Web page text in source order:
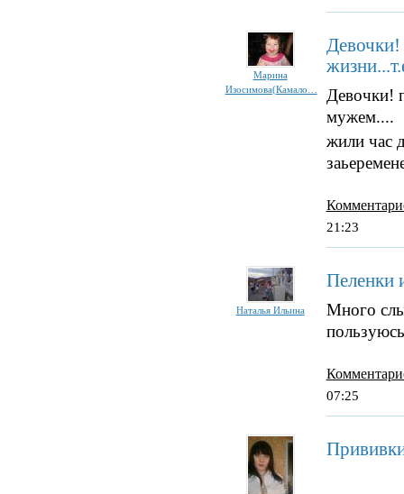
Марина
Изосимова(Камало…
Девочки!
Девочки!
мужем....
жили час
21:23
Наталья Ильина
Пеленки
Много
07:25